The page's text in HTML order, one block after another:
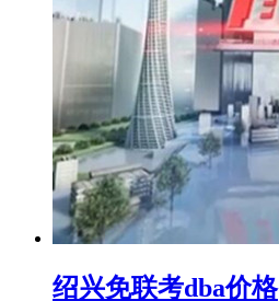
绍兴免联考dba价格